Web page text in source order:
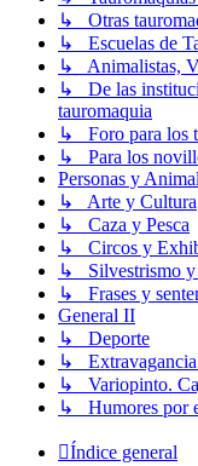
↳ Otras
↳ Escuelas de
↳ Animalistas,
↳ De las
tauromaquia
↳ Foro para los
↳ Para los
Personas y
↳ Arte y Cultura
↳ Caza y Pesca
↳ Circos y
↳ Silvestrismo y
↳ Frases y
General II
↳ Deporte
↳ Extravagancia
↳ Variopinto.
↳ Humores por
Índice general